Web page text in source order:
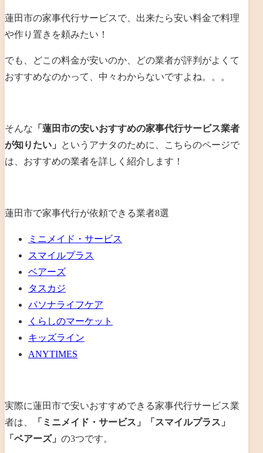
蓮田市の家事代行サービスで、出来たら安い料金で料理
や作り置きを頼みたい！
でも、どこの料金が安いのか、どの業者が評判がよくて
おすすめなのかって、中々わからないですよね。。。
そんな 「蓮田市の安いおすすめの家事代行サービス業者
が知りたい」
というアナタのために、こちらのページで
は、おすすめの業者を詳しく紹介します！
蓮田市で家事代行が依頼できる業者8選
ミニメイド・サービス
スマイルプラス
ベアーズ
タスカジ
パソナライフケア
くらしのマーケット
キッズライン
ANYTIMES
実際に蓮田市で安いおすすめできる家事代行サービス業
者は、
「ミニメイド・サービス」「スマイルプラス」
「ベアーズ」 の3つです。